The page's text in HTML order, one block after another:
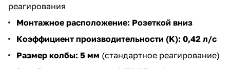
реагирования
Монтажное расположение: Розеткой вниз
Коэффициент производительности (K): 0,42 л/с
Размер колбы: 5 мм (стандартное реагирование)